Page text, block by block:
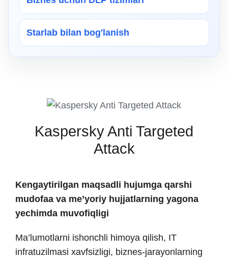
Kaspersky Anti Targeted
Attack
Kengaytirilgan maqsadli hujumga qarshi
mudofaa va me’yoriy hujjatlarning yagona
yechimda muvofiqligi
Ma’lumotlarni ishonchli himoya qilish, IT
infratuzilmasi xavfsizligi, biznes-jarayonlarning
Starlab bilan bog'lanish